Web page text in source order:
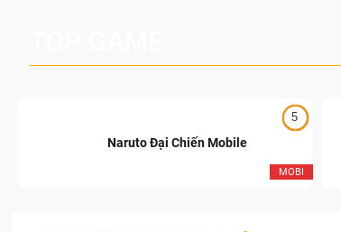
5
MOBI
Naruto Đại Chiến Mobile